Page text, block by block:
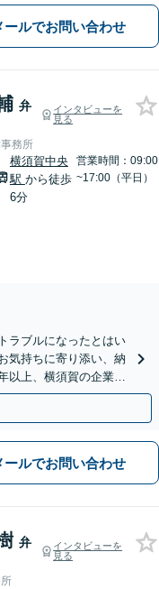
ールでお問い合わせ
弁
インタビューを
見る
務所
横須賀中央
駅 から徒歩
6分
営業時間：09:00
~17:00（平日）
ラブルになったとはい
気持ちに寄り添い、納
以上、横須賀の企業さ
ールでお問い合わせ
弁
インタビューを
見る